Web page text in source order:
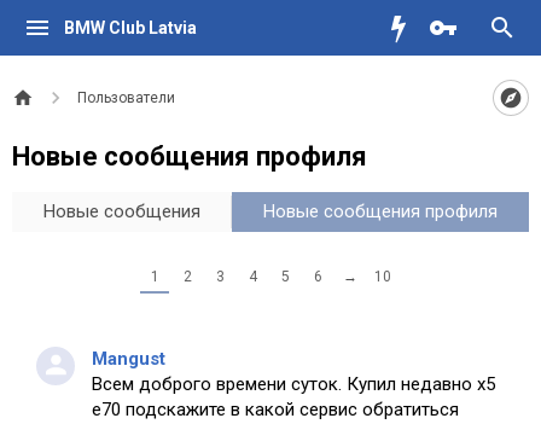
BMW Club Latvia
Пользователи
Новые сообщения профиля
Новые сообщения Новые сообщения профиля
1 2 3 4 5 6 → 10
Mangust
Всем доброго времени суток. Купил недавно х5
е70 подскажите в какой сервис обратиться